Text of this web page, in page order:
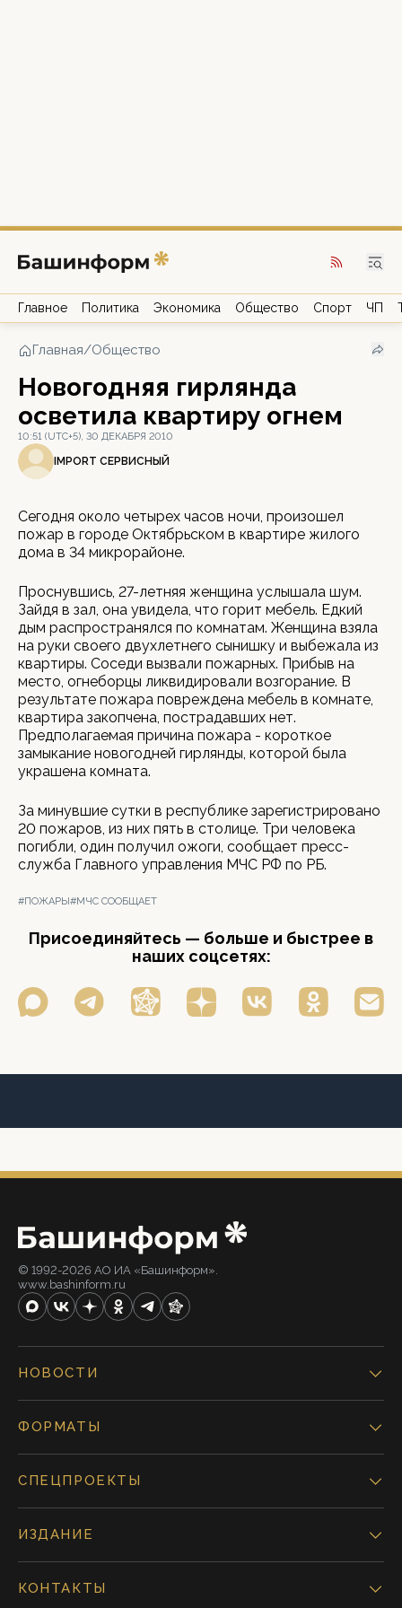
Главное Политика Экономика Общество Спорт ЧП
Главная/Общество
Новогодняя гирлянда
осветила квартиру огнем
10:51 (UTC+5), 30 ДЕКАБРЯ 2010
IMPORT СЕРВИСНЫЙ
Сегодня около четырех часов ночи, произошел
пожар в городе Октябрьском в квартире жилого
дома в 34 микрорайоне.
Проснувшись, 27-летняя женщина услышала шум.
Зайдя в зал, она увидела, что горит мебель. Едкий
дым распространялся по комнатам. Женщина взяла
на руки своего двухлетнего сынишку и выбежала из
квартиры. Соседи вызвали пожарных. Прибыв на
место, огнеборцы ликвидировали возгорание. В
результате пожара повреждена мебель в комнате,
квартира закопчена, пострадавших нет.
Предполагаемая причина пожара - короткое
замыкание новогодней гирлянды, которой была
украшена комната.
За минувшие сутки в республике зарегистрировано
20 пожаров, из них пять в столице. Три человека
погибли, один получил ожоги, сообщает пресс-
служба Главного управления МЧС РФ по РБ.
#ПОЖАРЫ#МЧС СООБЩАЕТ
Присоединяйтесь — больше и быстрее в
наших соцсетях:
© 1992-2026 АО ИА «Башинформ».
www.bashinform.ru
НОВОСТИ
ФОРМАТЫ
СПЕЦПРОЕКТЫ
ИЗДАНИЕ
КОНТАКТЫ